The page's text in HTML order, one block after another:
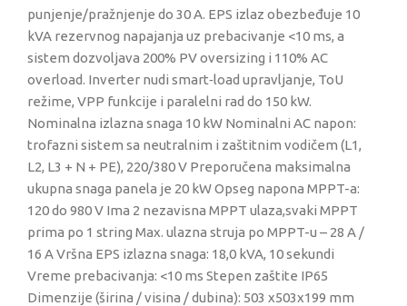
punjenje/pražnjenje do 30 A. EPS izlaz obezbeđuje 10
kVA rezervnog napajanja uz prebacivanje <10 ms, a
sistem dozvoljava 200% PV oversizing i 110% AC
overload. Inverter nudi smart‑load upravljanje, ToU
režime, VPP funkcije i paralelni rad do 150 kW.
Nominalna izlazna snaga 10 kW Nominalni AC napon:
trofazni sistem sa neutralnim i zaštitnim vodičem (L1,
L2, L3 + N + PE), 220/380 V Preporučena maksimalna
ukupna snaga panela je 20 kW Opseg napona MPPT-a:
120 do 980 V Ima 2 nezavisna MPPT ulaza,svaki MPPT
prima po 1 string Max. ulazna struja po MPPT-u – 28 A /
16 A Vršna EPS izlazna snaga: 18,0 kVA, 10 sekundi
Vreme prebacivanja: <10 ms Stepen zaštite IP65
Dimenzije (širina / visina / dubina): 503 x503x199 mm